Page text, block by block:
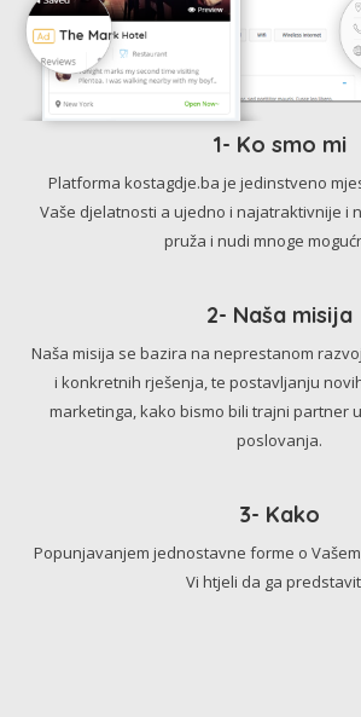
1- Ko smo mi
Platforma kostagdje.ba je jedinstveno
Vaše djelatnosti a ujedno i najatraktivnije i
pruža i nudi mnoge
2- Naša misija
Naša misija se bazira na neprestanom
i konkretnih rješenja, te postavljanju
marketinga, kako bismo bili trajni partner
poslovanja.
3- Kako
Popunjavanjem jednostavne forme o
Vi htjeli da ga